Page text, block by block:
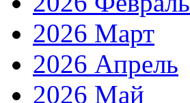
2026 Март
2026 Апрель
2026 Май